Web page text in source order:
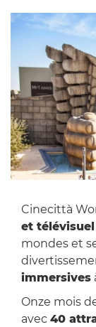
Cinecittà
et
mondes et
immersives
Onze mois
avec 40